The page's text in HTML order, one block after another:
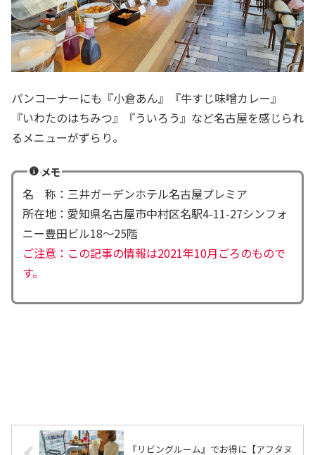
パンコーナーにも『小倉あん』『牛すじ味噌カレー』
『いわたのはちみつ』『ういろう』など名古屋を感じられ
るメニューがずらり。
メモ
名 称：三井ガーデンホテル名古屋プレミア
所在地：愛知県名古屋市中村区名駅4-11-27シンフォ
ニー豊田ビル18～25階
ご注意：この記事の情報は2021年10月ごろのもので
す。
『リビングルーム』でお得に【アフタヌ